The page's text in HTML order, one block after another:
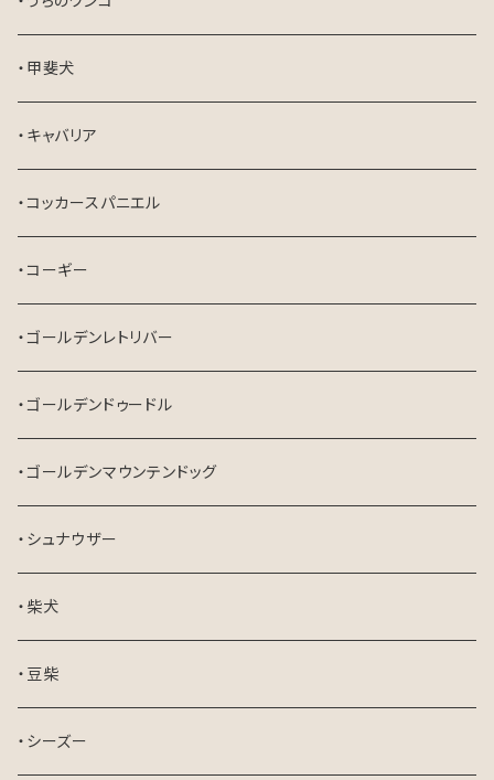
・甲斐犬
・キャバリア
・コッカースパニエル
・コーギー
・ゴールデンレトリバー
・ゴールデンドゥードル
・ゴールデンマウンテンドッグ
・シュナウザー
・柴犬
・豆柴
・シーズー